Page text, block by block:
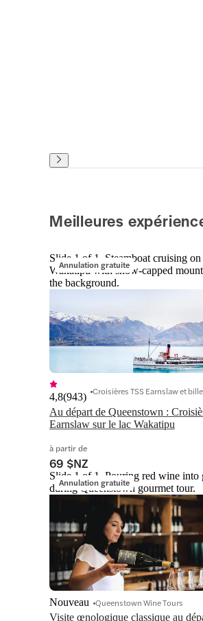
Meilleures
Annulation gratuite
Slide 1 of 1, Steamboat cruising
Wakatipu with snow-capped
the background.
Au départ de Queenstown :
Earnslaw sur le lac Wakatipu
4,8(943)
à partir de
69 $NZ
Annulation gratuite
Slide 1 of 1, Pouring red wine into
during Queenstown gourmet tour.
Visite œnologique classique au
Nouveau Queenstown Wine Tours